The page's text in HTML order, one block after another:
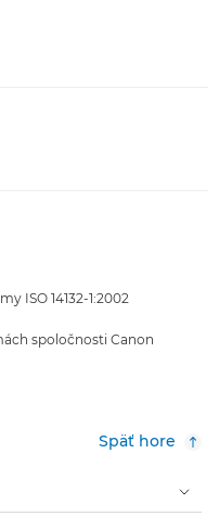
ISO 14132-1:2002
spoločnosti Canon
Späť hore